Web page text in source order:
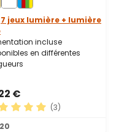
7 jeux lumière + lumière
incluse
en différentes
€
moyenne de 5 sur 5
(3)